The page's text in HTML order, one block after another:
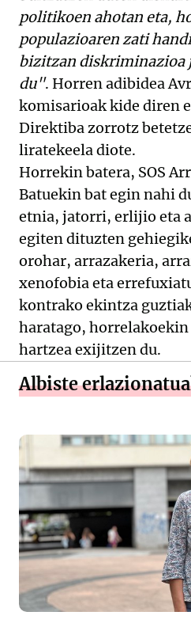
politikoen ahotan eta,
populazioaren zati
bizitzan diskriminazioa
du". Horren adibidea
komisarioak kide diren
Direktiba zorrotz
liratekeela diote.
Horrekin batera, SOS
Batuekin bat egin nahi
etnia, jatorri, erlijio eta
egiten dituzten
orohar, arrazakeria,
xenofobia eta
kontrako ekintza
haratago,
hartzea exijitzen du.
Albiste